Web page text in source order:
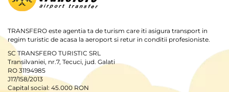
TRANSFERO este agentia ta de turism care iti asigura transport in
regim turistic de acasa la aeroport si retur in conditii profesioniste.
SC TRANSFERO TURISTIC SRL
Transilvaniei, nr.7, Tecuci, jud. Galati
RO 31194985
J17/158/2013
Capital social: 45.000 RON